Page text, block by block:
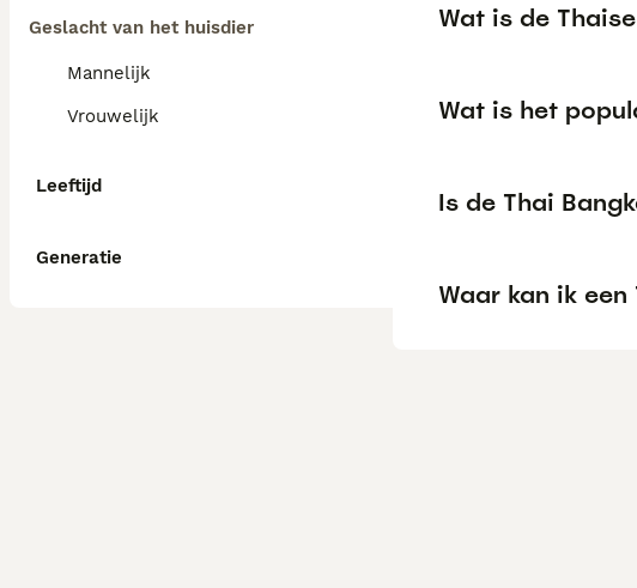
Geslacht van het huisdier
Mannelijk
Vrouwelijk
Leeftijd
Generatie
Wat is de
Wat is het
Is de Thai
Waar kan ik